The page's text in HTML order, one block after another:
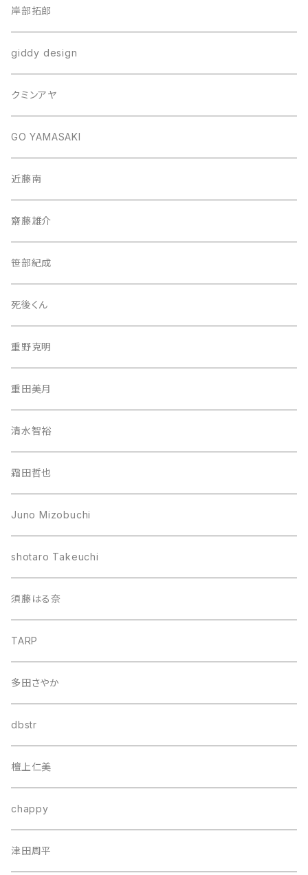
岸部拓郎
giddy design
クミンアヤ
GO YAMASAKI
近藤南
齋藤雄介
笹部紀成
死後くん
重野克明
重田美月
清水智裕
霜田哲也
Juno Mizobuchi
shotaro Takeuchi
須藤はる奈
TARP
多田さやか
dbstr
檀上仁美
chappy
津田周平